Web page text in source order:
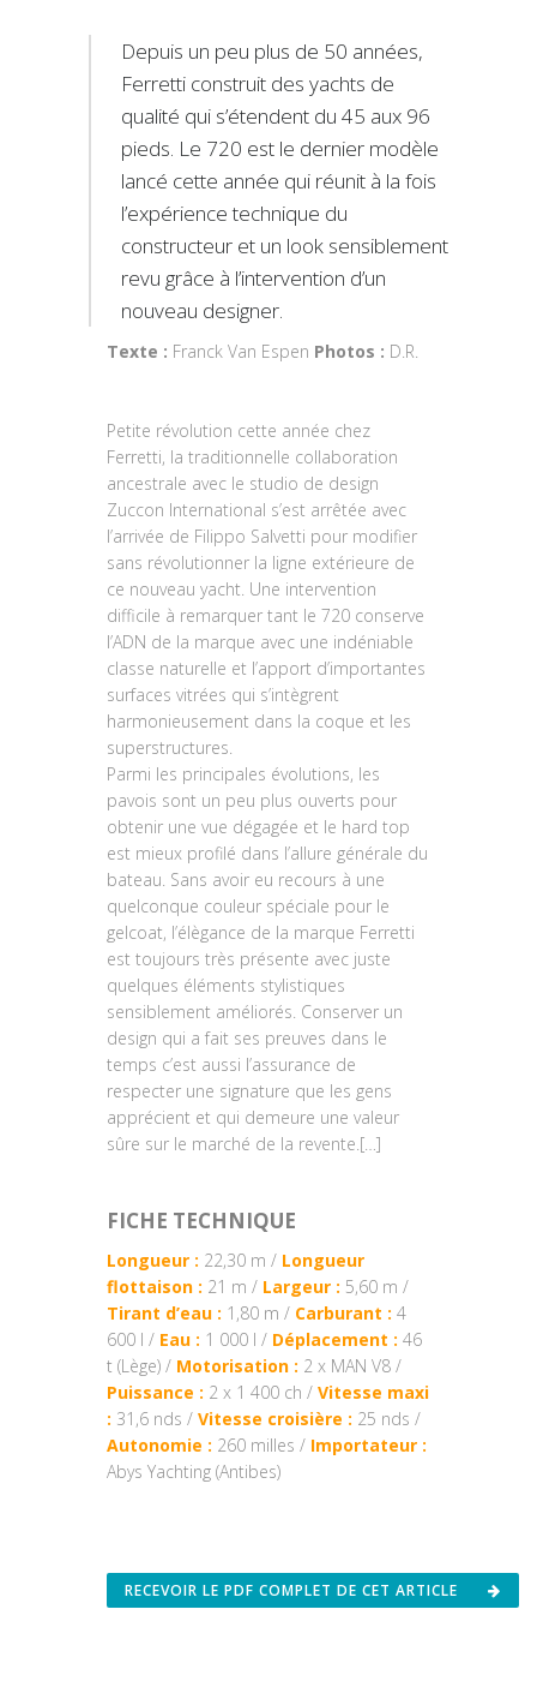
Depuis un peu plus de 50 années,
Ferretti construit des yachts de
qualité qui s’étendent du 45 aux 96
pieds. Le 720 est le dernier modèle
lancé cette année qui réunit à la fois
l’expérience technique du
constructeur et un look sensiblement
revu grâce à l’intervention d’un
nouveau designer.
Texte : Franck Van Espen Photos : D.R.
Petite révolution cette année chez
Ferretti, la traditionnelle collaboration
ancestrale avec le studio de design
Zuccon International s’est arrêtée avec
l’arrivée de Filippo Salvetti pour modifier
sans révolutionner la ligne extérieure de
ce nouveau yacht. Une intervention
difficile à remarquer tant le 720 conserve
l’ADN de la marque avec une indéniable
classe naturelle et l’apport d’importantes
surfaces vitrées qui s’intègrent
harmonieusement dans la coque et les
superstructures.
Parmi les principales évolutions, les
pavois sont un peu plus ouverts pour
obtenir une vue dégagée et le hard top
est mieux profilé dans l’allure générale du
bateau. Sans avoir eu recours à une
quelconque couleur spéciale pour le
gelcoat, l’élègance de la marque Ferretti
est toujours très présente avec juste
quelques éléments stylistiques
sensiblement améliorés. Conserver un
design qui a fait ses preuves dans le
temps c’est aussi l’assurance de
respecter une signature que les gens
apprécient et qui demeure une valeur
sûre sur le marché de la revente.[…]
FICHE TECHNIQUE
Longueur : 22,30 m / Longueur
flottaison : 21 m / Largeur : 5,60 m /
Tirant d’eau : 1,80 m / Carburant : 4
600 l / Eau : 1 000 l / Déplacement : 46
t (Lège) / Motorisation : 2 x MAN V8 /
Puissance : 2 x 1 400 ch / Vitesse maxi
: 31,6 nds / Vitesse croisière : 25 nds /
Autonomie : 260 milles / Importateur :
Abys Yachting (Antibes)
RECEVOIR LE PDF COMPLET DE CET ARTICLE